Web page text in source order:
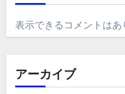
表示できるコメントはあ
アーカイブ